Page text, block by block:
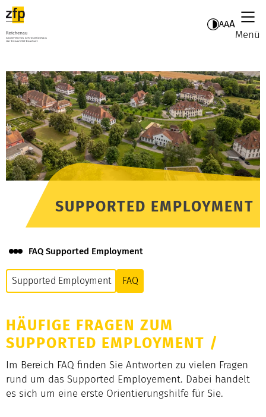
AAA
Menü
SUPPORTED EMPLOYMENT
FAQ Supported Employment
Supported Employment FAQ
HÄUFIGE FRAGEN ZUM
SUPPORTED EMPLOYMENT /
Im Bereich FAQ finden Sie Antworten zu vielen Fragen
rund um das Supported Employement. Dabei handelt
es sich um eine erste Orientierungshilfe für Sie.